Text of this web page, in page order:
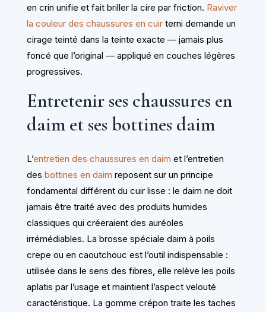
en crin unifie et fait briller la cire par friction. Raviver
la couleur des chaussures en cuirterni demande un
cirage teinté dans la teinte exacte — jamais plus
foncé que l’original — appliqué en couches légères
progressives.
Entretenir ses chaussures en
daim et ses bottines daim
L’entretien des chaussures en daim et l’entretien
des bottines en daim reposent sur un principe
fondamental différent du cuir lisse : le daim ne doit
jamais être traité avec des produits humides
classiques qui créeraient des auréoles
irrémédiables. La brosse spéciale daim à poils
crepe ou en caoutchouc est l’outil indispensable :
utilisée dans le sens des fibres, elle relève les poils
aplatis par l’usage et maintient l’aspect velouté
caractéristique. La gomme crépon traite les taches